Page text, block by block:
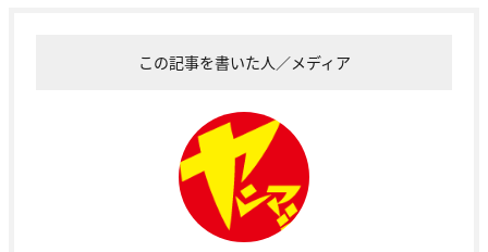
この記事を書いた人／メディア